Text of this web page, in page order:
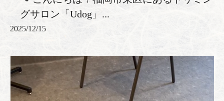
グサロン「Udog」...
2025/12/15